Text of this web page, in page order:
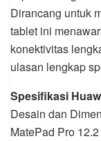
Dirancang untuk
tablet ini
konektivitas
ulasan lengkap
Spesifikasi
Desain dan
MatePad Pro